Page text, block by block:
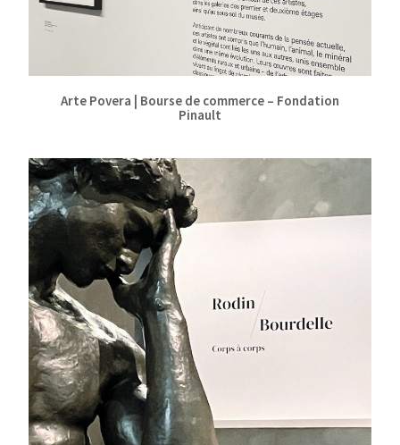
Arte Povera | Bourse de commerce – Fondation
Pinault